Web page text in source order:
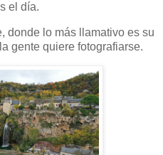
el día.
donde lo más llamativo es su
gente quiere fotografiarse.